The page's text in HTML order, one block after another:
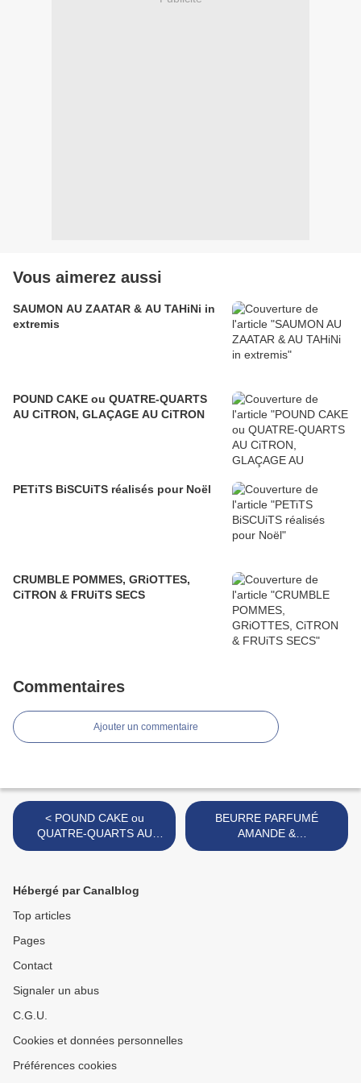
Vous aimerez aussi
SAUMON AU ZAATAR & AU TAHiNi in
extremis
POUND CAKE ou QUATRE-QUARTS
AU CiTRON, GLAÇAGE AU CiTRON
PETiTS BiSCUiTS réalisés pour Noël
CRUMBLE POMMES, GRiOTTES,
CiTRON & FRUiTS SECS
Commentaires
Ajouter un commentaire
< POUND CAKE ou
QUATRE-QUARTS AU
CiTRON, GLAÇAGE AU
BEURRE PARFUMÉ
AMANDE &
CANNEBERGES SÉCHÉES
Hébergé par Canalblog
Top articles
Pages
Contact
Signaler un abus
C.G.U.
Cookies et données personnelles
Préférences cookies